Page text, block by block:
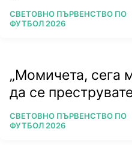
ПОВЕЧЕ ОТ
СВЕТОВНО ПЪРВЕНСТВО ПО
ФУТБОЛ 2026
„Момичета, сега
да се
ПОВЕЧЕ ОТ
СВЕТОВНО ПЪРВЕНСТВО ПО
ФУТБОЛ 2026